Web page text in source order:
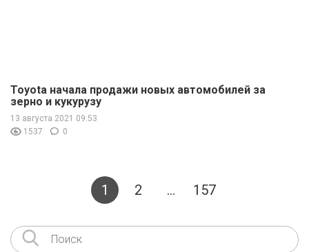
Toyota начала продажи новых автомобилей за
зерно и кукурузу
13 августа 2021 09:53
1537
0
1 2 … 157